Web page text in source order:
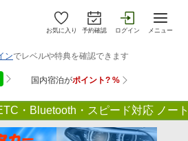
お気に入り 予約確認 ログイン メニュー
・Bluetooth・スピード対応 ノー